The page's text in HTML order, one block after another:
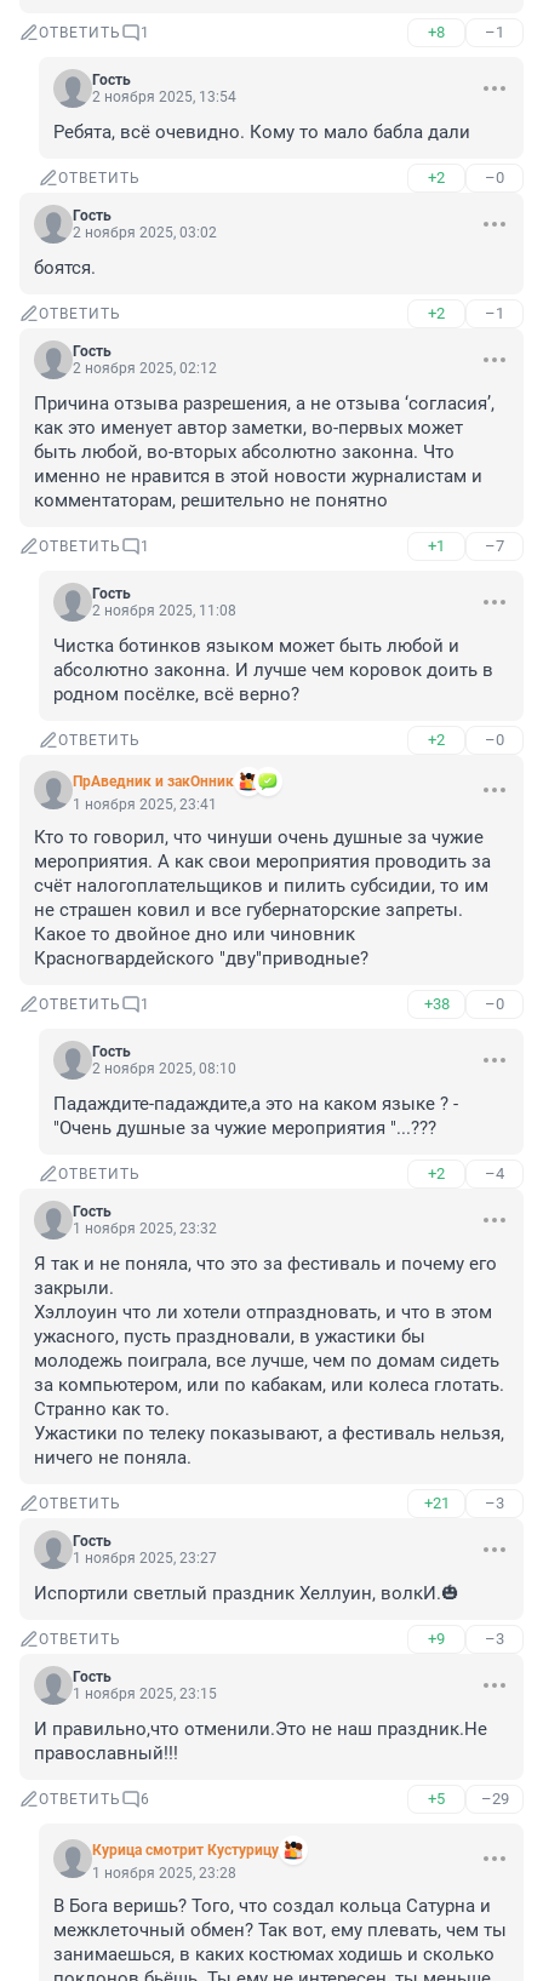
ОТВЕТИТЬ 1 +8 –1
Гость
2 ноября 2025, 13:54
Ребята, всё очевидно. Кому то мало бабла дали
ОТВЕТИТЬ +2 –0
Гость
2 ноября 2025, 03:02
боятся.
ОТВЕТИТЬ +2 –1
Гость
2 ноября 2025, 02:12
Причина отзыва разрешения, а не отзыва ‘согласия’,
как это именует автор заметки, во-первых может
быть любой, во-вторых абсолютно законна. Что
именно не нравится в этой новости журналистам и
комментаторам, решительно не понятно
ОТВЕТИТЬ 1 +1 –7
Гость
2 ноября 2025, 11:08
Чистка ботинков языком может быть любой и
абсолютно законна. И лучше чем коровок доить в
родном посёлке, всё верно?
ОТВЕТИТЬ +2 –0
ПрАведник и закОнник
1 ноября 2025, 23:41
Кто то говорил, что чинуши очень душные за чужие
мероприятия. А как свои мероприятия проводить за
счёт налогоплательщиков и пилить субсидии, то им
не страшен ковил и все губернаторские запреты.
Какое то двойное дно или чиновник
Красногвардейского "дву"приводные?
ОТВЕТИТЬ 1 +38 –0
Гость
2 ноября 2025, 08:10
Падаждите-падаждите,а это на каком языке ? -
"Очень душные за чужие мероприятия "...???
ОТВЕТИТЬ +2 –4
Гость
1 ноября 2025, 23:32
Я так и не поняла, что это за фестиваль и почему его
закрыли.
Хэллоуин что ли хотели отпраздновать, и что в этом
ужасного, пусть праздновали, в ужастики бы
молодежь поиграла, все лучше, чем по домам сидеть
за компьютером, или по кабакам, или колеса глотать.
Странно как то.
Ужастики по телеку показывают, а фестиваль нельзя,
ничего не поняла.
ОТВЕТИТЬ +21 –3
Гость
1 ноября 2025, 23:27
Испортили светлый праздник Хеллуин, волкИ.🎃
ОТВЕТИТЬ +9 –3
Гость
1 ноября 2025, 23:15
И правильно,что отменили.Это не наш праздник.Не
православный!!!
ОТВЕТИТЬ 6 +5 –29
Курица смотрит Кустурицу
1 ноября 2025, 23:28
В Бога веришь? Того, что создал кольца Сатурна и
межклеточный обмен? Так вот, ему плевать, чем ты
занимаешься, в каких костюмах ходишь и сколько